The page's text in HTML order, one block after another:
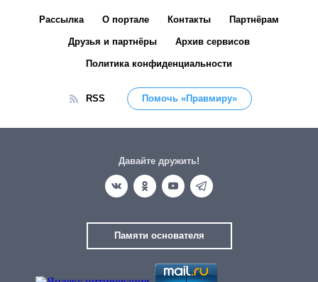
Рассылка О портале Контакты Партнёрам
Друзья и партнёры Архив сервисов
Политика конфиденциальности
RSS Помочь «Правмиру»
Давайте дружить!
Памяти основателя